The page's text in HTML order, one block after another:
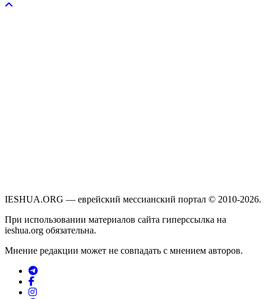
IESHUA.ORG — еврейский мессианский портал © 2010-2026.
При использовании материалов сайта гиперссылка на
ieshua.org обязательна.
Мнение редакции может не совпадать с мнением авторов.